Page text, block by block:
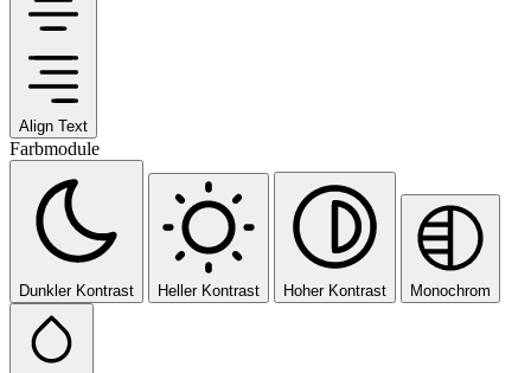
Align Text
Farbmodule
Dunkler Kontrast Heller Kontrast Hoher Kontrast Monochrom